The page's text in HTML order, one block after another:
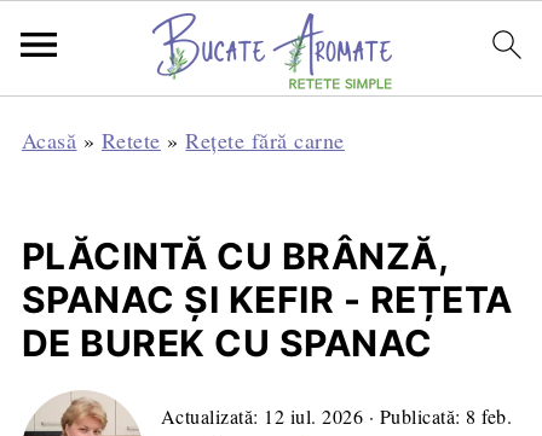
Acasă » Retete »Rețete fără carne
PLĂCINTĂ CU BRÂNZĂ,
SPANAC ȘI KEFIR - REȚETA
DE BUREK CU SPANAC
Actualizată: 12 iul. 2026 · Publicată: 8 feb.